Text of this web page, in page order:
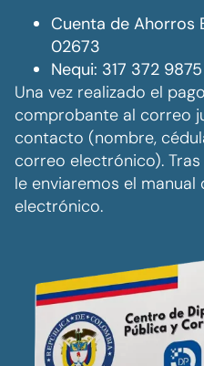
Cuenta de Ahorros
02673
Nequi: 317 372 9875
Una vez realizado el
comprobante al correo
contacto (nombre,
correo electrónico).
le enviaremos el
electrónico.